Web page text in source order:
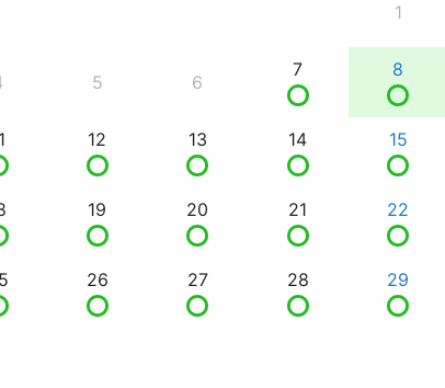
1
5 6
7 8
12 13 14 15
19 20 21 22
26 27 28 29